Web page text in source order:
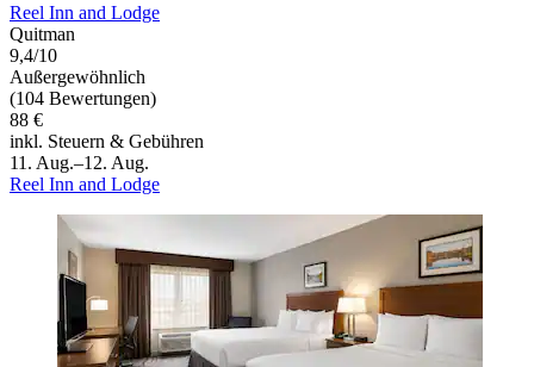
Reel Inn and Lodge
Quitman
9,4/10
Außergewöhnlich
(104 Bewertungen)
88 €
inkl. Steuern & Gebühren
11. Aug.–12. Aug.
Reel Inn and Lodge